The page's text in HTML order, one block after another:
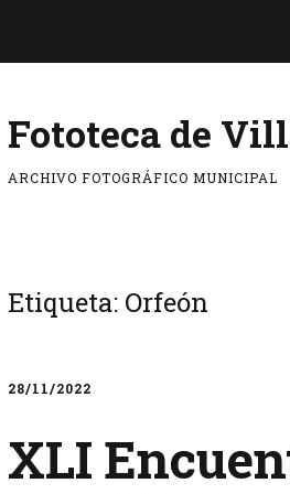
Fototeca de
ARCHIVO FOTOGRÁFICO MUNICIPAL
Etiqueta: Orfeón
28/11/2022
XLI